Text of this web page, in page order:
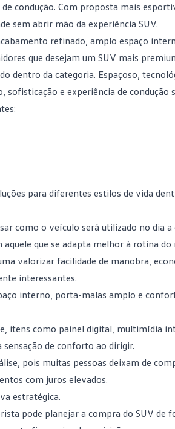
condução. Com proposta mais
sem abrir mão da experiência SUV.
refinado, amplo espaço
que desejam um SUV mais
dentro da categoria. Espaçoso,
e experiência de condução
para diferentes estilos de vida
como o veículo será utilizado no dia
que se adapta melhor à rotina
valorizar facilidade de manobra,
interessantes.
interno, porta-malas amplo e
itens como painel digital, multimídia
de conforto ao dirigir.
pois muitas pessoas deixam de
com juros elevados.
estratégica.
pode planejar a compra do SUV de